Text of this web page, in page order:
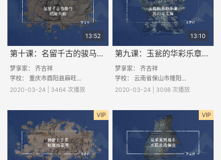
13:52
第十课：名留千古的骏马-昭陵六骏
梦享家： 齐吉祥
学校： 重庆市酉阳县麻旺镇白竹小学校
2020-03-24 | 3464 次播放
13:10
第九课：玉瓮的华彩乐章-渎山大玉海
梦享家： 齐吉祥
学校： 云南省保山市隆阳区丙麻中学
2020-03-24 | 3098 次播放
VIP VIP